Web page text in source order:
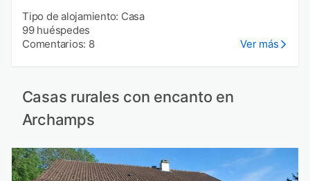
Tipo de alojamiento: Casa
99 huéspedes
Comentarios: 8
Ver más
Casas rurales con encanto en
Archamps